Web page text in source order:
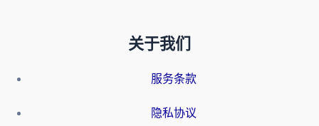
关于我们
服务条款
隐私协议